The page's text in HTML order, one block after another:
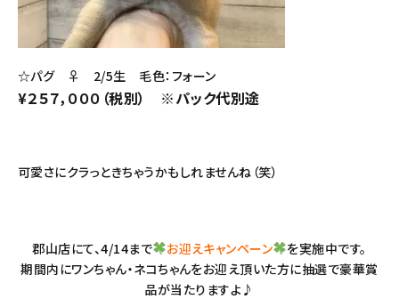
☆パグ ♀ 2/5生 毛色：フォーン
¥２５７，０００（税別） ※パック代別途
可愛さにクラっときちゃうかもしれませんね（笑）
郡山店にて、4/14まで お迎えキャンペーン
を実施中です。
期間内にワンちゃん・ネコちゃんをお迎え頂いた方に抽選で豪華賞
品が当たりますよ♪